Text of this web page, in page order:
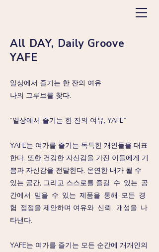
All DAY, Daily Groove
YAFE
일상에서 즐기는 한 잔의 여유
나의 그루브를 찾다.
“일상에서 즐기는 한 잔의 여유, YAFE”
YAFE는 여가를 즐기는 독특한 개인들을 대표
한다. 또한 건강한 자신감을 가진 이들에게 기
쁨과 자신감을 전달한다. 온연한 내가 될 수
있는 공간, 그리고 스스로를 즐길 수 있는 공
간에서 믿을 수 있는 제품을 통해 모든 경
험 접점을 제안하며 여유와 신뢰, 개성을 나
타낸다.
YAFE는 여가를 즐기는 모든 순간에 개개인의